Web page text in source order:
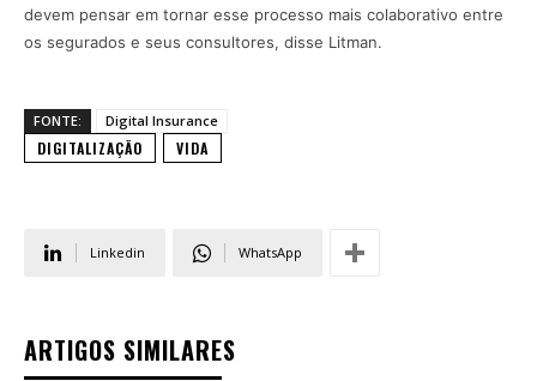
devem pensar em tornar esse processo mais colaborativo entre
os segurados e seus consultores, disse Litman.
FONTE: Digital Insurance
DIGITALIZAÇÃO VIDA
Linkedin WhatsApp
ARTIGOS SIMILARES